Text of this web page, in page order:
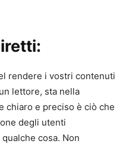
rendere i vostri contenuti
lettore, sta nella
chiaro e preciso è ciò che
degli utenti
cosa. Non